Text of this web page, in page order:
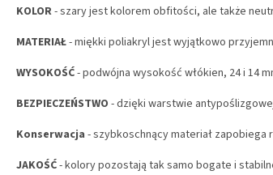
KOLOR- szary jest kolorem obfitości, ale także
MATERIAŁ- miękki poliakryl jest wyjątkowo
WYSOKOŚĆ- podwójna wysokość włókien, 24 i 14
BEZPIECZEŃSTWO - dzięki warstwie
Konserwacja - szybkoschnący materiał
JAKOŚĆ- kolory pozostają tak samo bogate i